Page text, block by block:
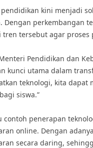
pendidikan kini menjadi
Dengan perkembangan
tren tersebut agar
Pendidikan dan
kunci utama dalam
teknologi, kita
siswa.”
contoh penerapan
online. Dengan
secara daring,